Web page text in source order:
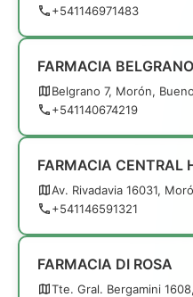
+541146971483
FARMACIA BELGRANO
Belgrano 7, Morón,
+541140674219
FARMACIA CENTRAL
Av. Rivadavia 16031,
+541146591321
FARMACIA DI ROSA
Tte. Gral. Bergamini